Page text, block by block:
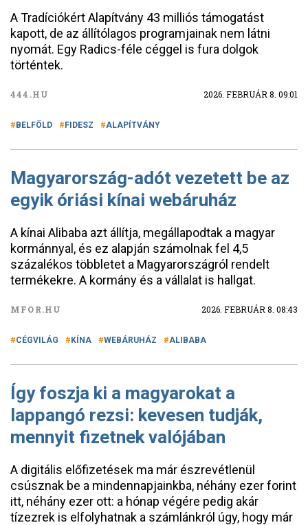
A Tradíciókért Alapítvány 43 milliós támogatást
kapott, de az állítólagos programjainak nem látni
nyomát. Egy Radics-féle céggel is fura dolgok
történtek.
444.HU 2026. FEBRUÁR 8. 09:01
BELFÖLD FIDESZ ALAPÍTVÁNY
Magyarország-adót vezetett be az
egyik óriási kínai webáruház
A kínai Alibaba azt állítja, megállapodtak a magyar
kormánnyal, és ez alapján számolnak fel 4,5
százalékos többletet a Magyarországról rendelt
termékekre. A kormány és a vállalat is hallgat.
MFOR.HU 2026. FEBRUÁR 8. 08:43
CÉGVILÁG KÍNA WEBÁRUHÁZ ALIBABA
Így foszja ki a magyarokat a
lappangó rezsi: kevesen tudják,
mennyit fizetnek valójában
A digitális előfizetések ma már észrevétlenül
csúsznak be a mindennapjainkba, néhány ezer forint
itt, néhány ezer ott: a hónap végére pedig akár
tízezrek is elfolyhatnak a számlánkról úgy, hogy már